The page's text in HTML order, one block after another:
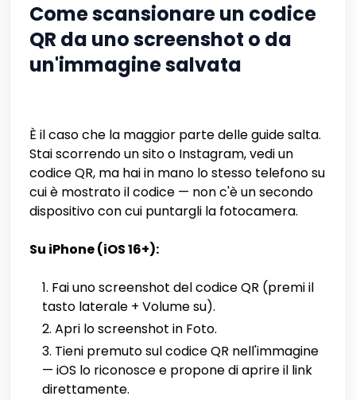
Come scansionare un codice
QR da uno screenshot o da
un'immagine salvata
È il caso che la maggior parte delle guide salta.
Stai scorrendo un sito o Instagram, vedi un
codice QR, ma hai in mano lo stesso telefono su
cui è mostrato il codice — non c'è un secondo
dispositivo con cui puntargli la fotocamera.
Su iPhone (iOS 16+):
Fai uno screenshot del codice QR (premi il
tasto laterale + Volume su).
Apri lo screenshot in Foto.
Tieni premuto sul codice QR nell'immagine
— iOS lo riconosce e propone di aprire il link
direttamente.